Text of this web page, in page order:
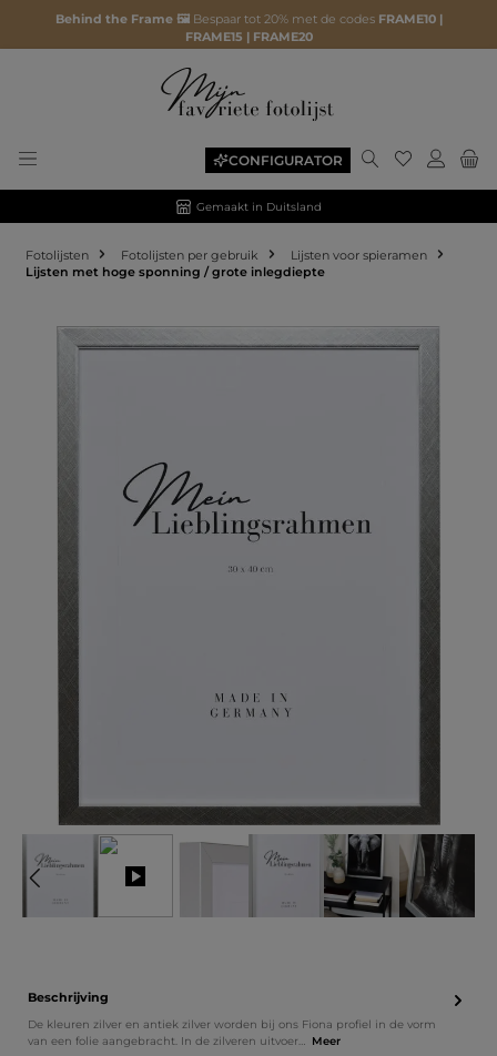
Behind the Frame 🖼️ Bespaar tot 20% met de codes FRAME10 |
FRAME15 | FRAME20
CONFIGURATOR
Gemaakt in Duitsland
Fotolijsten Fotolijsten per gebruik
Lijsten voor spieramen
Lijsten met hoge sponning / grote inlegdiepte
Beschrijving
De kleuren zilver en antiek zilver worden bij ons Fiona profiel in de vorm
van een folie aangebracht. In de zilveren uitvoer… Meer